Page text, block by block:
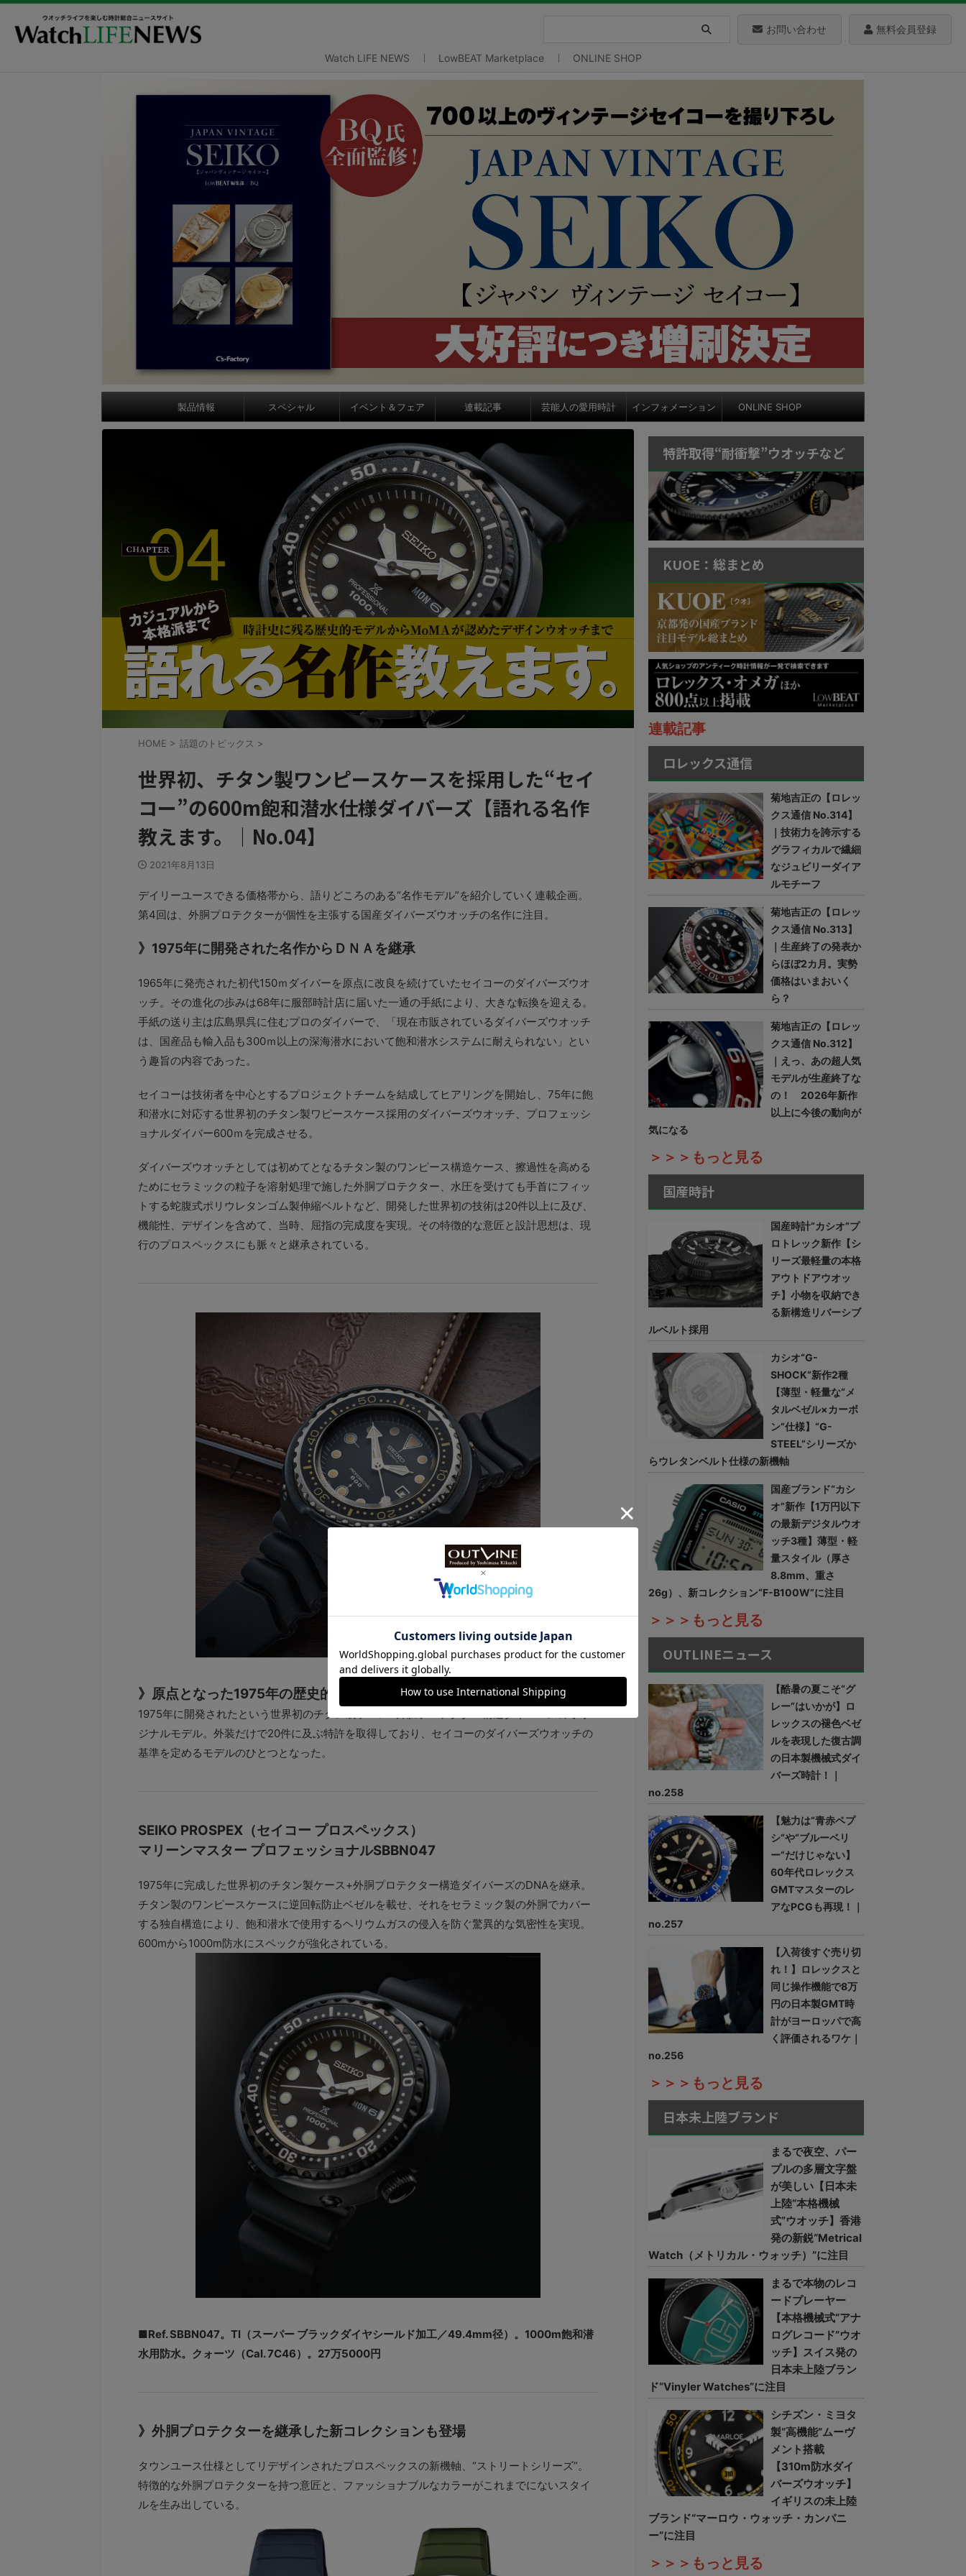
お問い合わせ 無料会員登録
Watch LIFE NEWS LowBEAT Marketplace ONLINE SHOP
製品情報 スペシャル イベント＆フェア 連載記事 芸能人の愛用時計 インフォメーション ONLINE SHOP
HOME > 話題のトピックス >
世界初、チタン製ワンピースケースを採用した“セイ
コー”の600m飽和潜水仕様ダイバーズ【語れる名作
教えます。｜No.04】
2021年8月13日
デイリーユースできる価格帯から、語りどころのある“名作モデル”を紹介していく連載企画。
第4回は、外胴プロテクターが個性を主張する国産ダイバーズウオッチの名作に注目。
》1975年に開発された名作からＤＮＡを継承
1965年に発売された初代150ｍダイバーを原点に改良を続けていたセイコーのダイバーズウオ
ッチ。その進化の歩みは68年に服部時計店に届いた一通の手紙により、大きな転換を迎える。
手紙の送り主は広島県呉に住むプロのダイバーで、「現在市販されているダイバーズウオッチ
は、国産品も輸入品も300ｍ以上の深海潜水において飽和潜水システムに耐えられない」とい
う趣旨の内容であった。
セイコーは技術者を中心とするプロジェクトチームを結成してヒアリングを開始し、75年に飽
和潜水に対応する世界初のチタン製ワピースケース採用のダイバーズウオッチ、プロフェッシ
ョナルダイバー600ｍを完成させる。
ダイバーズウオッチとしては初めてとなるチタン製のワンピース構造ケース、擦過性を高める
ためにセラミックの粒子を溶射処理で施した外胴プロテクター、水圧を受けても手首にフィッ
トする蛇腹式ポリウレタンゴム製伸縮ベルトなど、開発した世界初の技術は20件以上に及び、
機能性、デザインを含めて、当時、屈指の完成度を実現。その特徴的な意匠と設計思想は、現
行のプロスペックスにも脈々と継承されている。
》原点となった1975年の歴史的ダイバーズウオッチ
1975年に開発されたという世界初のチタン製ケース+外胴プロテクター構造ダイバーズのオリ
ジナルモデル。外装だけで20件に及ぶ特許を取得しており、セイコーのダイバーズウオッチの
基準を定めるモデルのひとつとなった。
SEIKO PROSPEX（セイコー プロスペックス）
マリーンマスター プロフェッショナルSBBN047
1975年に完成した世界初のチタン製ケース+外胴プロテクター構造ダイバーズのDNAを継承。
チタン製のワンピースケースに逆回転防止ベゼルを載せ、それをセラミック製の外胴でカバー
する独自構造により、飽和潜水で使用するヘリウムガスの侵入を防ぐ驚異的な気密性を実現。
600mから1000m防水にスペックが強化されている。
■Ref. SBBN047。TI（スーパー ブラックダイヤシールド加工／49.4mm径）。1000m飽和潜
水用防水。クォーツ（Cal. 7C46）。27万5000円
》外胴プロテクターを継承した新コレクションも登場
タウンユース仕様としてリデザインされたプロスペックスの新機軸、“ストリートシリーズ”。
特徴的な外胴プロテクターを持つ意匠と、ファッショナブルなカラーがこれまでにないスタイ
ルを生み出している。
特許取得“耐衝撃”ウオッチなど
KUOE：総まとめ
連載記事
ロレックス通信
菊地吉正の【ロレッ
クス通信 No.314】
｜技術力を誇示する
グラフィカルで繊細
なジュビリーダイア
ルモチーフ
菊地吉正の【ロレッ
クス通信 No.313】
｜生産終了の発表か
らほぼ2カ月。実勢
価格はいまおいく
ら？
菊地吉正の【ロレッ
クス通信 No.312】
｜えっ、あの超人気
モデルが生産終了な
の！ 2026年新作
以上に今後の動向が
気になる
＞＞＞もっと見る
国産時計
国産時計“カシオ”プ
ロトレック新作【シ
リーズ最軽量の本格
アウトドアウオッ
チ】小物を収納でき
る新構造リバーシブ
ルベルト採用
カシオ“G-
SHOCK”新作2種
【薄型・軽量な“メ
タルベゼル×カーボ
ン”仕様】“G-
STEEL”シリーズか
らウレタンベルト仕様の新機軸
国産ブランド“カシ
オ”新作【1万円以下
の最新デジタルウオ
ッチ3種】薄型・軽
量スタイル（厚さ
8.8mm、重さ
26g）、新コレクション“F-B100W”に注目
＞＞＞もっと見る
OUTLINEニュース
【酷暑の夏こそ“グ
レー”はいかが】ロ
レックスの褪色ベゼ
ルを表現した復古調
の日本製機械式ダイ
バーズ時計！｜
no.258
【魅力は“青赤ペプ
シ”や“ブルーベリ
ー”だけじゃない】
60年代ロレックス
GMTマスターのレ
アなPCGも再現！｜
no.257
【入荷後すぐ売り切
れ！】ロレックスと
同じ操作機能で8万
円の日本製GMT時
計がヨーロッパで高
く評価されるワケ｜
no.256
＞＞＞もっと見る
日本未上陸ブランド
まるで夜空、パー
プルの多層文字盤
が美しい【日本未
上陸“本格機械
式”ウオッチ】香港
発の新鋭“Metrical
Watch（メトリカル・ウォッチ）”に注目
まるで本物のレコ
ードプレーヤー
【本格機械式“アナ
ログレコード”ウオ
ッチ】スイス発の
日本未上陸ブラン
ド“Vinyler Watches”に注目
シチズン・ミヨタ
製“高機能”ムーヴ
メント搭載
【310m防水ダイ
バーズウオッチ】
イギリスの未上陸
ブランド“マーロウ・ウォッチ・カンパニ
ー”に注目
＞＞＞もっと見る